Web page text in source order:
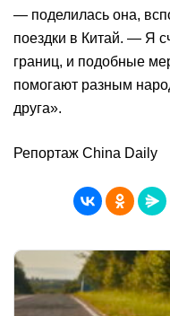
— поделилась она,
поездки в Китай. — Я
границ, и подобные
помогают разным
друга».
Репортаж China Daily